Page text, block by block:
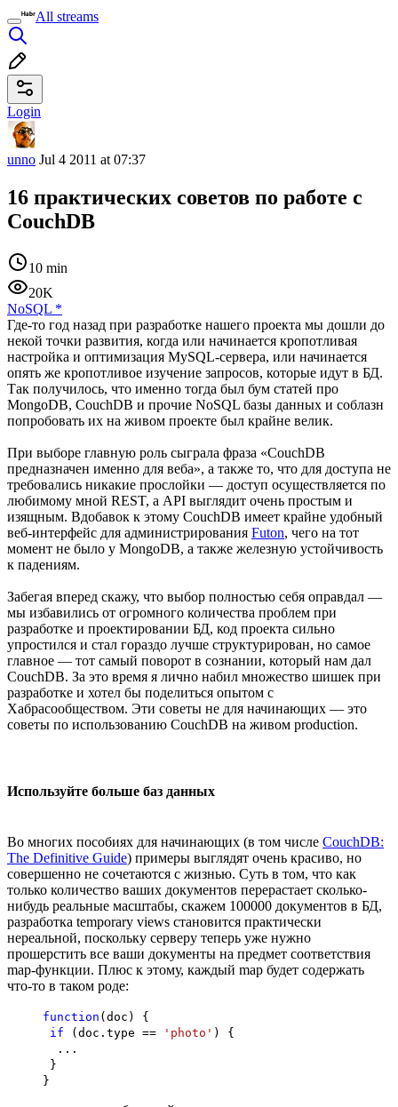
All streams
Login
unno Jul 4 2011 at 07:37
16 практических советов по работе с
CouchDB
10 min
20K
NoSQL *
Где-то год назад при разработке нашего проекта мы дошли до
некой точки развития, когда или начинается кропотливая
настройка и оптимизация MySQL-сервера, или начинается
опять же кропотливое изучение запросов, которые идут в БД.
Так получилось, что именно тогда был бум статей про
MongoDB, CouchDB и прочие NoSQL базы данных и соблазн
попробовать их на живом проекте был крайне велик.
При выборе главную роль сыграла фраза «CouchDB
предназначен именно для веба», а также то, что для доступа не
требовались никакие прослойки — доступ осуществляется по
любимому мной REST, а API выглядит очень простым и
изящным. Вдобавок к этому CouchDB имеет крайне удобный
веб-интерфейс для администрирования Futon, чего на тот
момент не было у MongoDB, а также железную устойчивость
к падениям.
Забегая вперед скажу, что выбор полностью себя оправдал —
мы избавились от огромного количества проблем при
разработке и проектировании БД, код проекта сильно
упростился и стал гораздо лучше структурирован, но самое
главное — тот самый поворот в сознании, который нам дал
CouchDB. За это время я лично набил множество шишек при
разработке и хотел бы поделиться опытом с
Хабрасообществом. Эти советы не для начинающих — это
советы по использованию CouchDB на живом production.
Используйте больше баз данных
Во многих пособиях для начинающих (в том числе CouchDB:
The Definitive Guide) примеры выглядят очень красиво, но
совершенно не сочетаются с жизнью. Суть в том, что как
только количество ваших документов перерастает сколько-
нибудь реальные масштабы, скажем 100000 документов в БД,
разработка temporary views становится практически
нереальной, поскольку серверу теперь уже нужно
прошерстить все ваши документы на предмет соответствия
map-функции. Плюс к этому, каждый map будет содержать
что-то в таком роде:
function (doc) {
if (doc.type == 'photo' ) {
...
}
}